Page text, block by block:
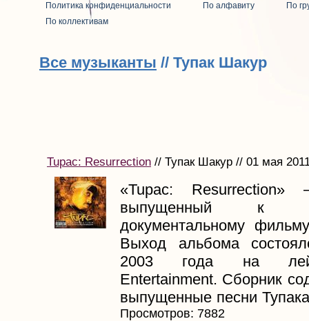
Политика конфиденциальности По алфавиту
По
По коллективам
Все музыканты // Тупак Шакур
Tupac: Resurrection // Тупак Шакур // 01 мая
«Tupac: Resurrection»
выпущенный к
документальному
Выход альбома
2003 года на
Entertainment. Сборник
выпущенные песни
Просмотров: 7882